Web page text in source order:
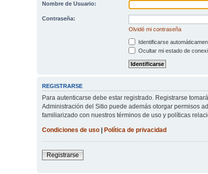
Nombre de Usuario:
Contraseña:
Olvidé mi contraseña
Identificarse
Ocultar mi estado de
REGISTRARSE
Para autenticarse debe estar registrado. Registrarse
Administración del Sitio puede además otorgar permisos
familiarizado con nuestros términos de uso y políticas
Condiciones de uso| Política de privacidad
Registrarse